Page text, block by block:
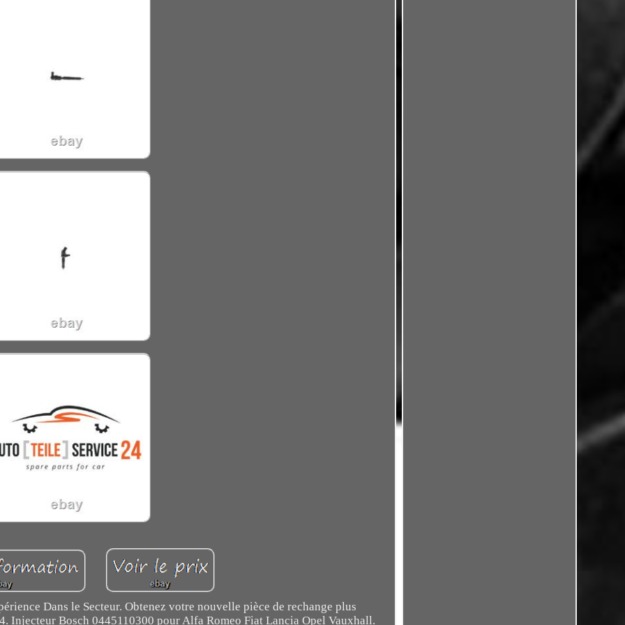
Dans le Secteur. Obtenez votre nouvelle pièce de rechange plus
Injecteur Bosch 0445110300 pour Alfa Romeo Fiat Lancia Opel Vauxhall.